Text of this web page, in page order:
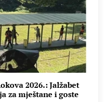
2026.: Jalžabet
za mještane i goste